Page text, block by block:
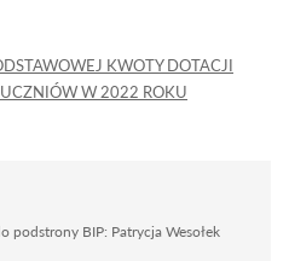
KWOTY DOTACJI
UCZNIÓW W 2022 ROKU
podstrony BIP: Patrycja Wesołek